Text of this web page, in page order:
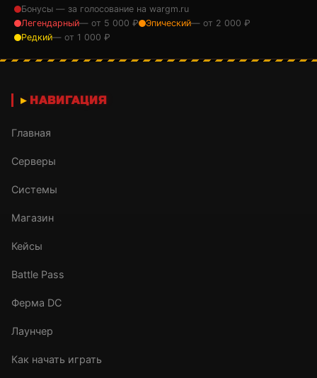
Бонусы — за голосование на wargm.ru
Легендарный— от 5 000 ₽ Эпический— от 2 000 ₽
Редкий— от 1 000 ₽
НАВИГАЦИЯ
Главная
Серверы
Системы
Магазин
Кейсы
Battle Pass
Ферма DC
Лаунчер
Как начать играть